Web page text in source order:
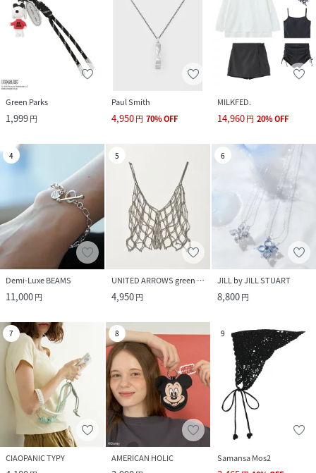
Green Parks
1,999円
Paul Smith
4,950円 70%OFF
MILKFED.
14,960円 20%OFF
4
Demi-Luxe BEAMS
11,000円
5
UNITED ARROWS green label relaxing
4,950円
6
JILL by JILL STUART
8,800円
7
CIAOPANIC TYPY
8
AMERICAN HOLIC
9
Samansa Mos2